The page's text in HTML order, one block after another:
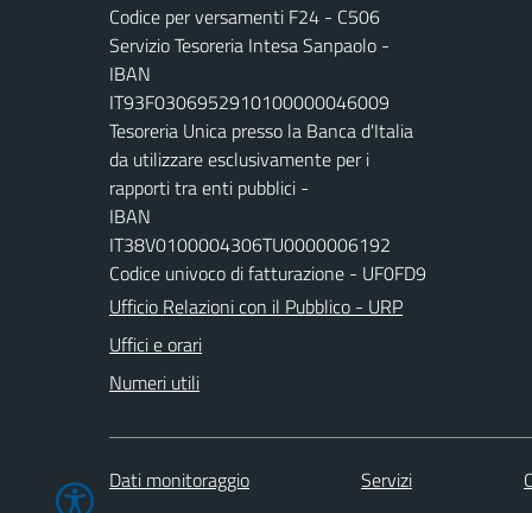
Codice per versamenti F24 - C506
Servizio Tesoreria Intesa Sanpaolo -
IBAN
IT93F0306952910100000046009
Tesoreria Unica presso la Banca d'Italia
da utilizzare esclusivamente per i
rapporti tra enti pubblici -
IBAN
IT38V0100004306TU0000006192
Codice univoco di fatturazione - UF0FD9
Ufficio Relazioni con il Pubblico - URP
Uffici e orari
Numeri utili
Dati monitoraggio Servizi